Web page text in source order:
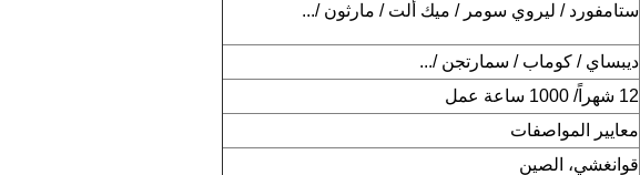
ستامفورد / ليروي سومر / ميك ألت / مارثون /...
ديبساي / كوماب / سمارتجن /...
12 شهراً/ 1000 ساعة عمل
معايير المواصفات
قوانغشي، الصين